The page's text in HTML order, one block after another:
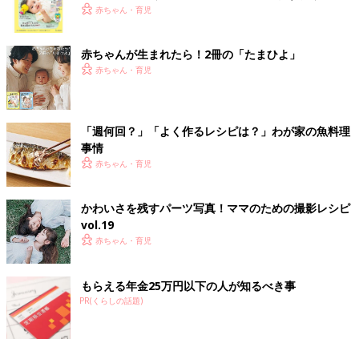
●初めてママ＆パパのための 365日の離乳食カレンダー
Amazonで見る
離乳後期 9～11カ月ごろのレシピ
ブロッコリーと白身魚のドリア 作り
ど炭水化物を含む食材を使った、エネルギー源
になる炭水化物のレシピをご紹介。ブロッコリ
く！ おっぱい・ミルクの基本と夏のトラブル 解決テ
赤ちゃん・育児
赤ちゃんが生まれたら！2冊の「たまひよ」
赤ちゃん・育児
「週何回？」「よく作るレシピは？」わが家の魚料理
事情
赤ちゃん・育児
かわいさを残すパーツ写真！ママのための撮影レシピ
vol.19
赤ちゃん・育児
もらえる年金25万円以下の人が知るべき事
PR(くらしの話題)